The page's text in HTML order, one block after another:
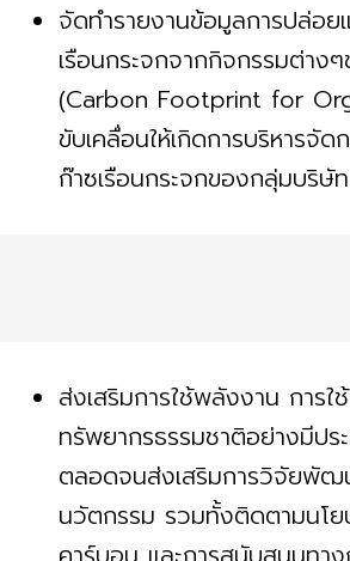
จัดทำรายงานข้อมูลการปล่อ
เรือนกระจกจากกิจกรรมต่าง
(Carbon Footprint for
ขับเคลื่อนให้เกิดการบริหารจั
ก๊าซเรือนกระจกของกลุ่มบริษัท
ส่งเสริมการใช้พลังงาน การใช้
ทรัพยากรธรรมชาติอย่างมีป
ตลอดจนส่งเสริมการวิจัยพัฒน
นวัตกรรม รวมทั้งติดตามนโ